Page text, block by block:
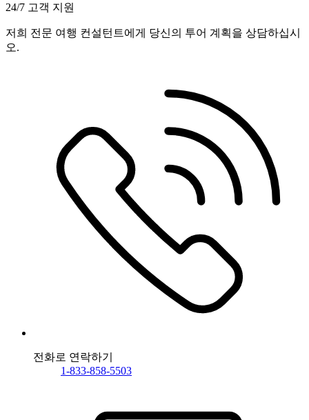
24/7 고객 지원
저희 전문 여행 컨설턴트에게 당신의 투어 계획을 상담하십시
오.
전화로 연락하기
1-833-858-5503